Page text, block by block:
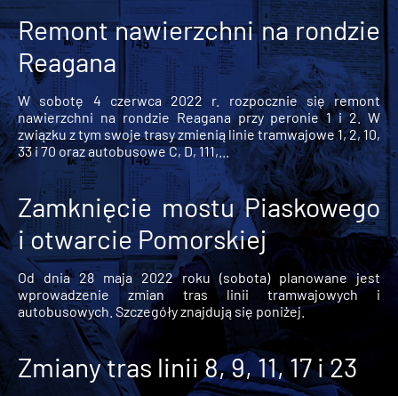
Remont nawierzchni na rondzie
Reagana
W sobotę 4 czerwca 2022 r. rozpocznie się remont
nawierzchni na rondzie Reagana przy peronie 1 i 2. W
związku z tym swoje trasy zmienią linie tramwajowe 1, 2, 10,
33 i 70 oraz autobusowe C, D, 111,...
Zamknięcie mostu Piaskowego
i otwarcie Pomorskiej
Od dnia 28 maja 2022 roku (sobota) planowane jest
wprowadzenie zmian tras linii tramwajowych i
autobusowych. Szczegóły znajdują się poniżej.
Zmiany tras linii 8, 9, 11, 17 i 23